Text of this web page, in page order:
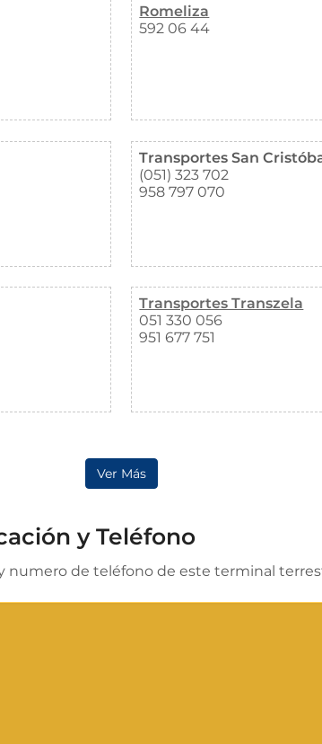
Romeliza
592 06 44
Transportes San
(051) 323 702
958 797 070
Transportes Transzela
051 330 056
951 677 751
Ver Más
y Teléfono
numero de teléfono de este terminal